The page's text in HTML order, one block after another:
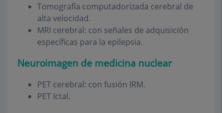
Tomografía computadorizada cerebral de
alta velocidad.
MRI cerebral: con señales de adquisición
específicas para la epilepsia.
Neuroimagen de medicina nuclear
PET cerebral: con fusión IRM.
PET Ictal.